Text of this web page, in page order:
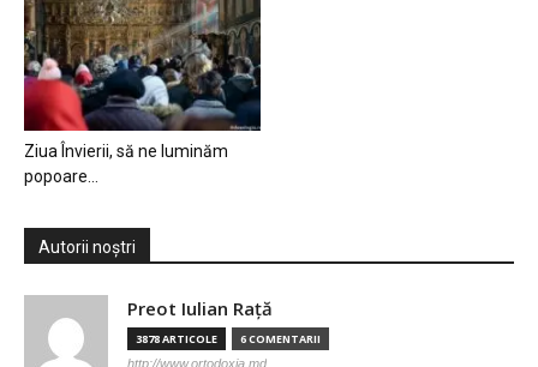
Ziua Învierii, să ne luminăm
popoare…
Autorii noștri
Preot Iulian Raţă
3878 ARTICOLE 6 COMENTARII
http://www.ortodoxia.md